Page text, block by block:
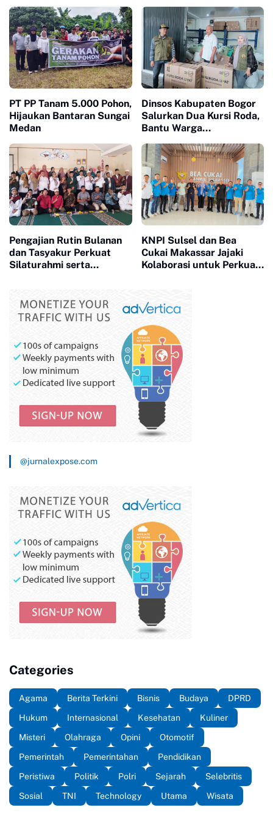
Kepedulian Sosial dan
Keagamaan
Gempa melalui Program
KUM-ITT 2026
PT PP Tanam 5.000 Pohon,
Hijaukan Bantaran Sungai
Medan
Dinsos Kabupaten Bogor
Salurkan Dua Kursi Roda,
Bantu Warga
Ciomas
Pengajian Rutin Bulanan
dan Tasyakur Perkuat
Silaturahmi serta
KNPI Sulsel dan Bea
Cukai Makassar Jajaki
Kolaborasi untuk Perkuat
@jurnalexpose.com
Categories
Agama Berita Terkini Bisnis Budaya
DPRD
Hukum
Internasional Kesehatan
Kuliner
Misteri
Olahraga Opini
Otomotif
Pemerintah
Pemerintahan
Pendidikan
Peristiwa
Politik Polri Sejarah
Selebritis
Sosial
TNI Technology Utama Wisata